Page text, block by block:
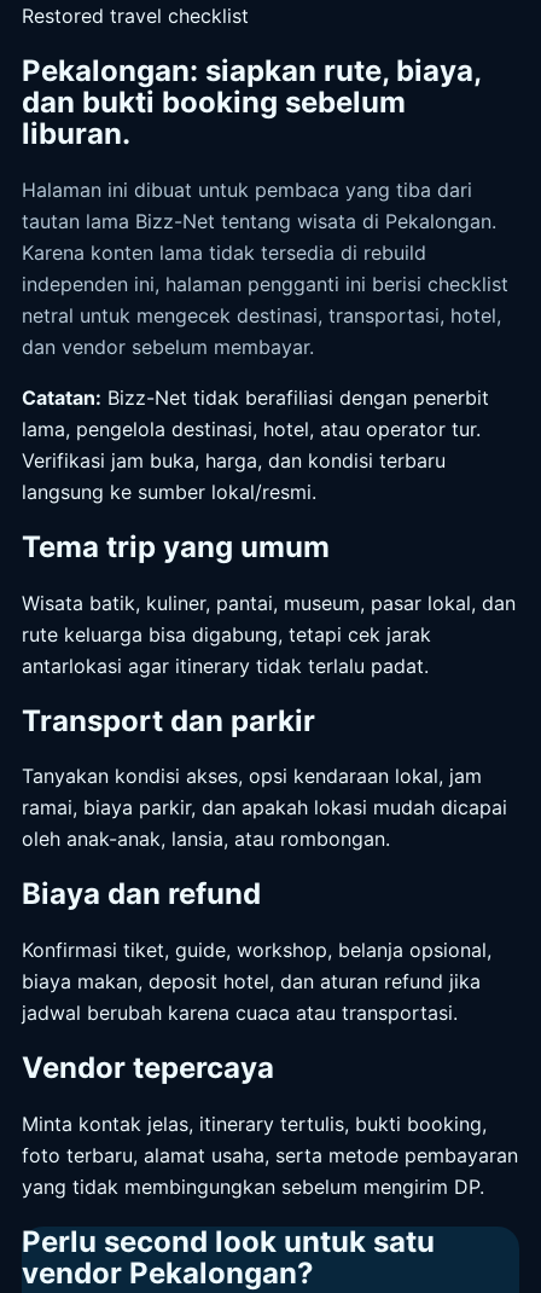
Restored travel checklist
Pekalongan: siapkan rute, biaya,
dan bukti booking sebelum
liburan.
Halaman ini dibuat untuk pembaca yang tiba dari
tautan lama Bizz-Net tentang wisata di Pekalongan.
Karena konten lama tidak tersedia di rebuild
independen ini, halaman pengganti ini berisi checklist
netral untuk mengecek destinasi, transportasi, hotel,
dan vendor sebelum membayar.
Catatan: Bizz-Net tidak berafiliasi dengan penerbit
lama, pengelola destinasi, hotel, atau operator tur.
Verifikasi jam buka, harga, dan kondisi terbaru
langsung ke sumber lokal/resmi.
Tema trip yang umum
Wisata batik, kuliner, pantai, museum, pasar lokal, dan
rute keluarga bisa digabung, tetapi cek jarak
antarlokasi agar itinerary tidak terlalu padat.
Transport dan parkir
Tanyakan kondisi akses, opsi kendaraan lokal, jam
ramai, biaya parkir, dan apakah lokasi mudah dicapai
oleh anak-anak, lansia, atau rombongan.
Biaya dan refund
Konfirmasi tiket, guide, workshop, belanja opsional,
biaya makan, deposit hotel, dan aturan refund jika
jadwal berubah karena cuaca atau transportasi.
Vendor tepercaya
Minta kontak jelas, itinerary tertulis, bukti booking,
foto terbaru, alamat usaha, serta metode pembayaran
yang tidak membingungkan sebelum mengirim DP.
Perlu second look untuk satu
vendor Pekalongan?